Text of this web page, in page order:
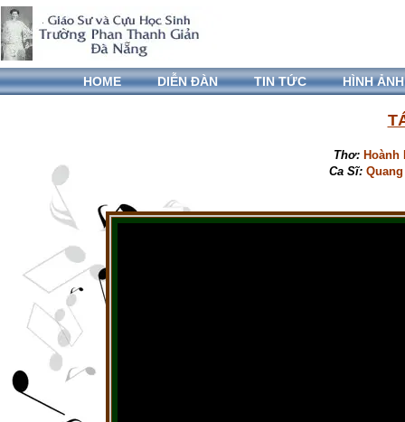
HOME DIỄN ĐÀN TIN TỨC HÌNH ẢNH
Thơ:Hoành
Ca Sĩ: